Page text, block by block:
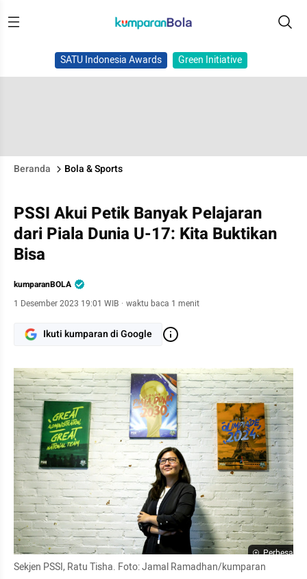
SATU Indonesia Awards Green Initiative
Beranda Bola & Sports
PSSI Akui Petik Banyak Pelajaran
dari Piala Dunia U-17: Kita Buktikan
Bisa
kumparanBOLA
1 Desember 2023 19:01 WIB · waktu baca 1 menit
Ikuti kumparan di Google
Perbesar
Sekjen PSSI, Ratu Tisha. Foto: Jamal Ramadhan/kumparan